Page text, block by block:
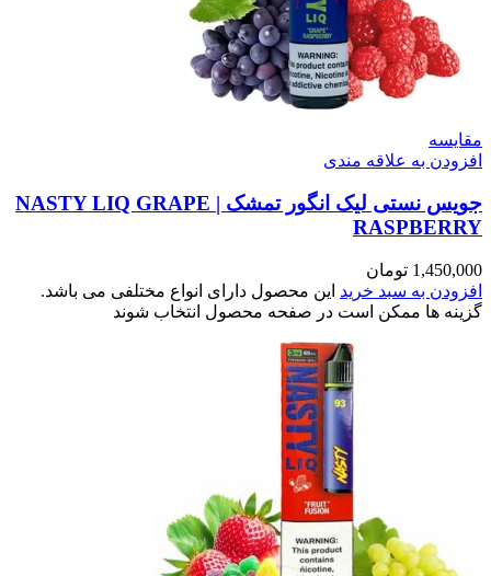
مقایسه
افزودن به علاقه مندی
جویس نستی لیک انگور تمشک | NASTY LIQ GRAPE
RASPBERRY
1,450,000 تومان
افزودن به سبد خرید این محصول دارای انواع مختلفی می باشد.
گزینه ها ممکن است در صفحه محصول انتخاب شوند